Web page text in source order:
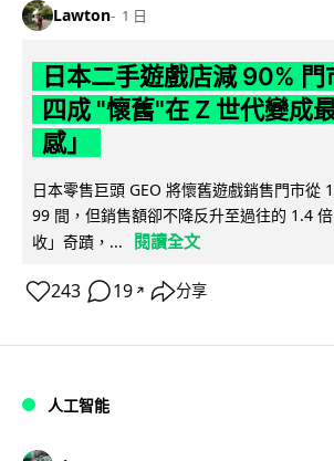
Lawton 1 日
日本二手遊戲店減 90% 門
四成 "懷舊"在 Z 世代變成
感」
日本零售巨頭 GEO 將懷舊遊戲銷售門市從
99 間，但銷售額卻不降反升至過往的 1.4
收」奇蹟，...
閱讀全文
243 19 ↗ 分享
人工智能